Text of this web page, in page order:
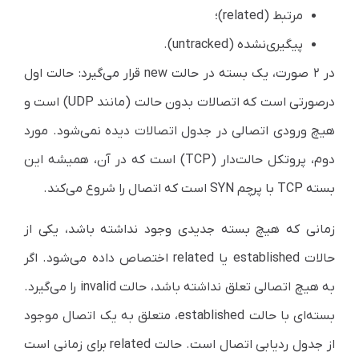
مرتبط (related)؛
پیگیری‌نشده (untracked).
در ۲ صورت، یک بسته در حالت new قرار می‌گیرد: حالت اول
در‌صورتی است که اتصالات بدون حالت (مانند UDP) است و
هیچ ورودی اتصالی در جدول اتصالات دیده نمی‌شود. مورد
دوم، پروتکل حالت‌دار (TCP) است که در آن، همیشه این
بسته TCP با پرچم SYN است که اتصال را شروع می‌کند.
زمانی که هیچ بسته جدیدی وجود نداشته باشد، یکی از
حالات established یا related اختصاص داده می‌شود. اگر
به هیچ اتصالی تعلق نداشته باشد، حالت invalid را می‌گیرد.
بسته‌ای با حالت established، متعلق به یک اتصال موجود
از جدول ردیابی اتصال است. حالت related برای زمانی است